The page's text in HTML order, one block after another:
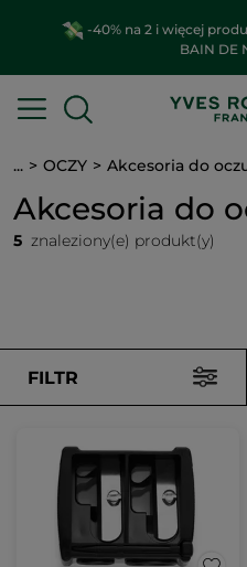
-40% na 2 i więcej
BAIN DE
... OCZY Akcesoria do
Akcesoria do
5 znaleziony(e) produkt(y)
FILTR